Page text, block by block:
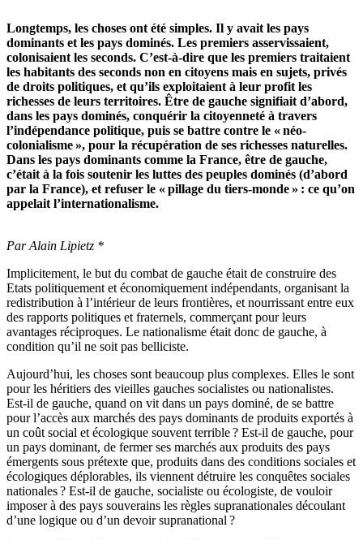
Longtemps, les choses ont été simples. Il y avait les pays
dominants et les pays dominés. Les premiers asservissaient,
colonisaient les seconds. C’est-à-dire que les premiers traitaient
les habitants des seconds non en citoyens mais en sujets, privés
de droits politiques, et qu’ils exploitaient à leur profit les
richesses de leurs territoires. Être de gauche signifiait d’abord,
dans les pays dominés, conquérir la citoyenneté à travers
l’indépendance politique, puis se battre contre le « néo-
colonialisme », pour la récupération de ses richesses naturelles.
Dans les pays dominants comme la France, être de gauche,
c’était à la fois soutenir les luttes des peuples dominés (d’abord
par la France), et refuser le « pillage du tiers-monde » : ce qu’on
appelait l’internationalisme.
Par Alain Lipietz *
Implicitement, le but du combat de gauche était de construire des
Etats politiquement et économiquement indépendants, organisant la
redistribution à l’intérieur de leurs frontières, et nourrissant entre eux
des rapports politiques et fraternels, commerçant pour leurs
avantages réciproques. Le nationalisme était donc de gauche, à
condition qu’il ne soit pas belliciste.
Aujourd’hui, les choses sont beaucoup plus complexes. Elles le sont
pour les héritiers des vieilles gauches socialistes ou nationalistes.
Est-il de gauche, quand on vit dans un pays dominé, de se battre
pour l’accès aux marchés des pays dominants de produits exportés à
un coût social et écologique souvent terrible ? Est-il de gauche, pour
un pays dominant, de fermer ses marchés aux produits des pays
émergents sous prétexte que, produits dans des conditions sociales et
écologiques déplorables, ils viennent détruire les conquêtes sociales
nationales ? Est-il de gauche, socialiste ou écologiste, de vouloir
imposer à des pays souverains les règles supranationales découlant
d’une logique ou d’un devoir supranational ?